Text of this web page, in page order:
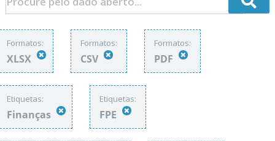
Formatos:
XLSX
Formatos:
CSV
Formatos:
PDF
Etiquetas:
Finanças
Etiquetas:
FPE